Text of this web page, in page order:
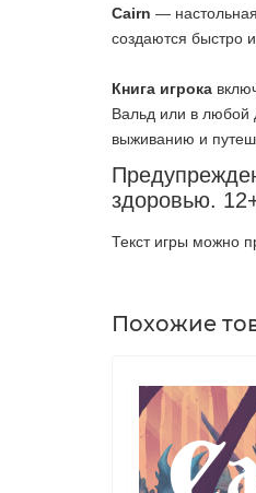
Cairn —
создаются быстро
Книга игрока
Вальд или в любой
выживанию и
здоровью.
Текст игры можно
Похожие